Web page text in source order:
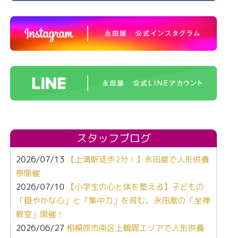
スタッフブログ
2026/07/13
【上溝駅徒歩2分！】永田屋で人形供養
祭開催
2026/07/10
【小学生の心と体を整える】子どもの
「穏やかな心」と「集中力」を育む、永田屋の「坐禅
教室」開催！
2026/06/27 相模原市南区上鶴間エリアで人形供養